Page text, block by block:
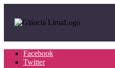
Facebook
Twitter